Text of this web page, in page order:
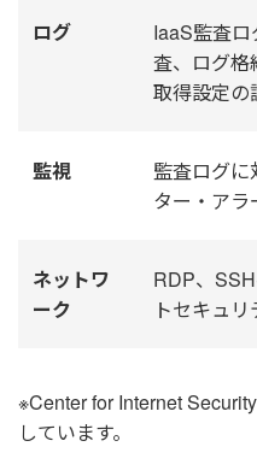
ログ
IaaS監査
査、ログ格
取得設定の
監視
監査ログ
ター・ア
ネットワ
ーク
RDP、
トセキュ
※Center for Internet
しています。